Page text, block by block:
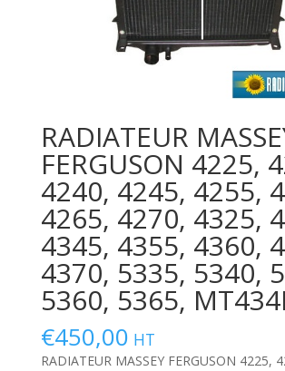
RADIATEUR
FERGUSON 4225,
4240, 4245, 4255,
4265, 4270, 4325,
4345, 4355, 4360,
4370, 5335, 5340,
5360, 5365,
€450,00 HT
RADIATEUR MASSEY FERGUSON 4225,